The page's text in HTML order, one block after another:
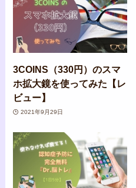
3COINS（330円）のスマ
ホ拡大鏡を使ってみた【レ
ビュー】
2021年9月29日